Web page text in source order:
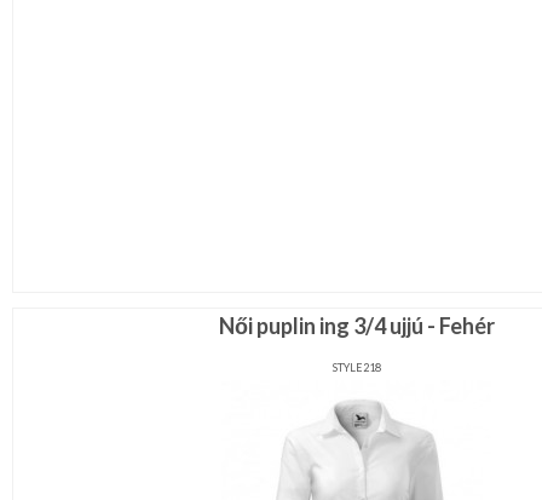
Női puplin ing 3/4 ujjú - Fehér
STYLE218